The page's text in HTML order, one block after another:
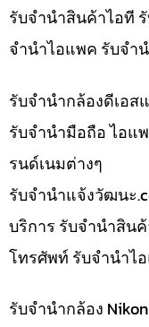
รับจำนำสินค้าไอที
จำนำไอแพค รับจำ
รับจำนำกล้องดีเอส
รับจำนำมือถือ ไอแ
รนด์เนมต่างๆ
รับจํานําแจ้งวัฒนะ
บริการ รับจำนำสิน
โทรศัพท์ รับจำนำไ
รับจำนำกล้อง